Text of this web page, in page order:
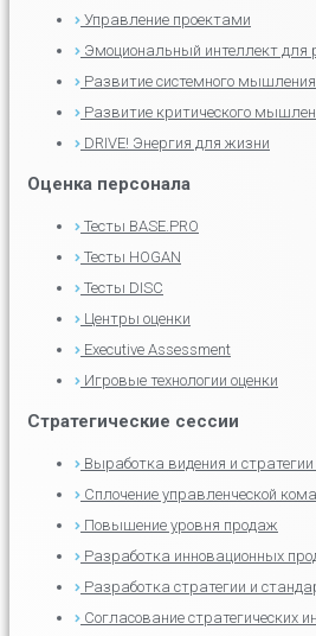
Управление проектами
Эмоциональный интеллект для
Развитие системного мышления
Развитие критического
DRIVE! Энергия для жизни
Оценка персонала
Тесты BASE.PRO
Тесты HOGAN
Тесты DISC
Центры оценки
Executive Assessment
Игровые технологии оценки
Стратегические сессии
Выработка видения и
Сплочение управленческой
Повышение уровня продаж
Разработка инновационных
Разработка стратегии и
Согласование стратегических